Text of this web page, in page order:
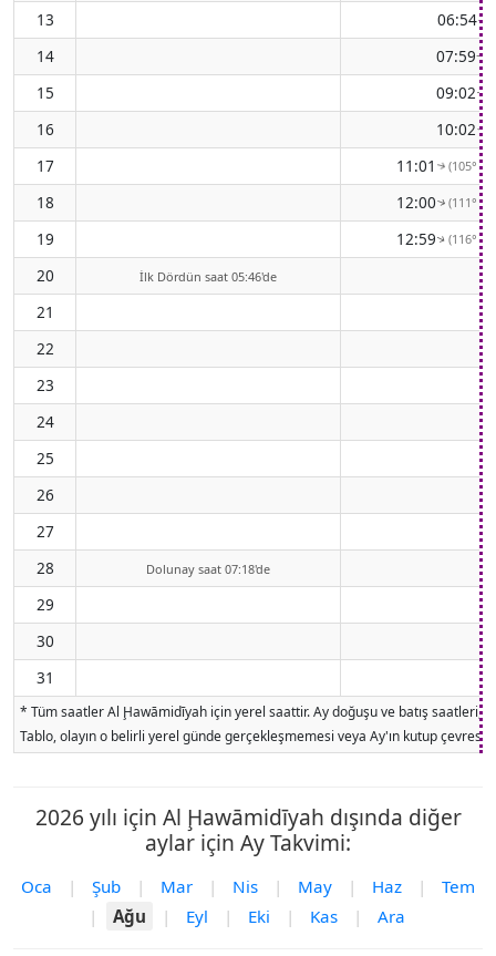
13 06:54↑
14 07:59↑
15 09:02↑
16 10:02↑
17 11:01 ↑(105°
18 12:00↑(111°
19 12:59↑(116°
20 İlk Dördün saat 05:46'de
21
22
23
24
25
26
27
28
Dolunay saat 07:18'de
29
30
31
* Tüm saatler Al Ḩawāmidīyah için yerel saattir. Ay doğuşu ve batış saatleri,
Tablo, olayın o belirli yerel günde gerçekleşmemesi veya Ay'ın kutup
2026 yılı için Al Ḩawāmidīyah dışında diğer
aylar için Ay Takvimi:
Oca | Şub | Mar | Nis | May | Haz |
Tem
|
Ağu | Eyl | Eki | Kas | Ara